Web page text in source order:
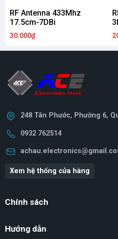
RF Antenna 433Mhz
17.5cm-7DBi
30.000₫
248 Tân Phước, Phường 6,
0932 762514
Xem hệ thống cửa hàng
Chính sách
Hướng dẫn